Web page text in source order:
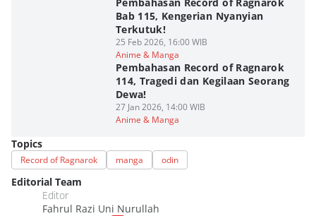
Bab 115, Kengerian Nyanyian
Terkutuk!
25 Feb 2026, 16:00 WIB
Anime & Manga
Pembahasan Record of Ragnarok
114, Tragedi dan Kegilaan Seorang
Dewa!
27 Jan 2026, 14:00 WIB
Anime & Manga
Topics
Record of Ragnarok manga odin
Editorial Team
Editor
Fahrul Razi Uni Nurullah